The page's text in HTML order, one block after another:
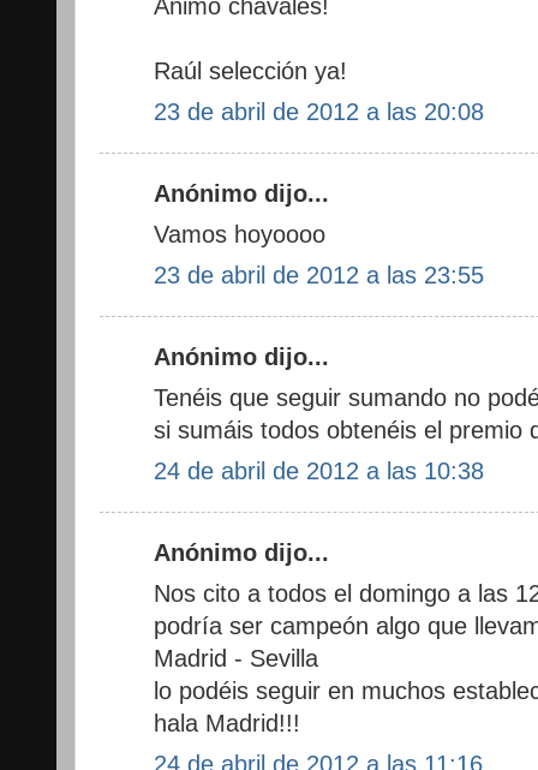
Animo chavales!
Raúl selección ya!
23 de abril de 2012 a las 20:08
Anónimo dijo...
Vamos hoyoooo
23 de abril de 2012 a las 23:55
Anónimo dijo...
Tenéis que seguir sumando no
si sumáis todos obtenéis el premio
24 de abril de 2012 a las 10:38
Anónimo dijo...
Nos cito a todos el domingo a las
podría ser campeón algo que
Madrid - Sevilla
lo podéis seguir en muchos
hala Madrid!!!
24 de abril de 2012 a las 11:16